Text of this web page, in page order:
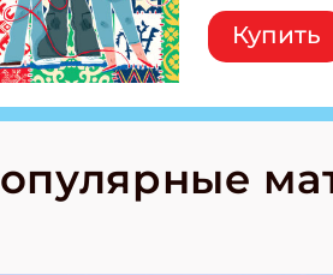
народов
Легенды
бурятов
странные
Купить